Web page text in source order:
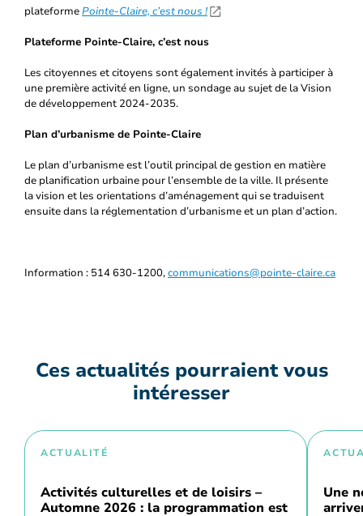
plateformePointe-Claire, c’est nous !
Plateforme Pointe-Claire, c’est nous
Les citoyennes et citoyens sont également invités à participer à
une première activité en ligne, un sondage au sujet de la Vision
de développement 2024-2035.
Plan d’urbanisme de Pointe-Claire
Le plan d’urbanisme est l’outil principal de gestion en matière
de planification urbaine pour l’ensemble de la ville. Il présente
la vision et les orientations d’aménagement qui se traduisent
ensuite dans la réglementation d’urbanisme et un plan d’action.
Information : 514 630-1200,communications@pointe-claire.ca
Ces actualités pourraient vous
intéresser
ACTUALITÉ
Activités culturelles et de loisirs –
Automne 2026 : la programmation est
Une